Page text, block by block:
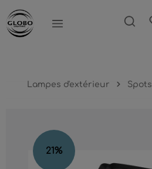
principal
Lampes d'extérieur Spots
Ignorer la galerie d'images
21%